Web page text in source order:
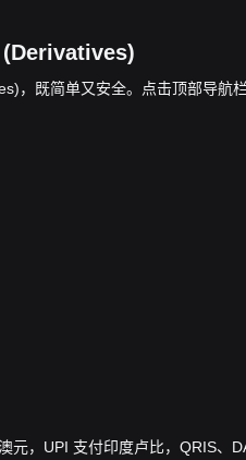
，既简单又安全。点击顶部导航
元，UPI 支付印度卢比，QRIS、